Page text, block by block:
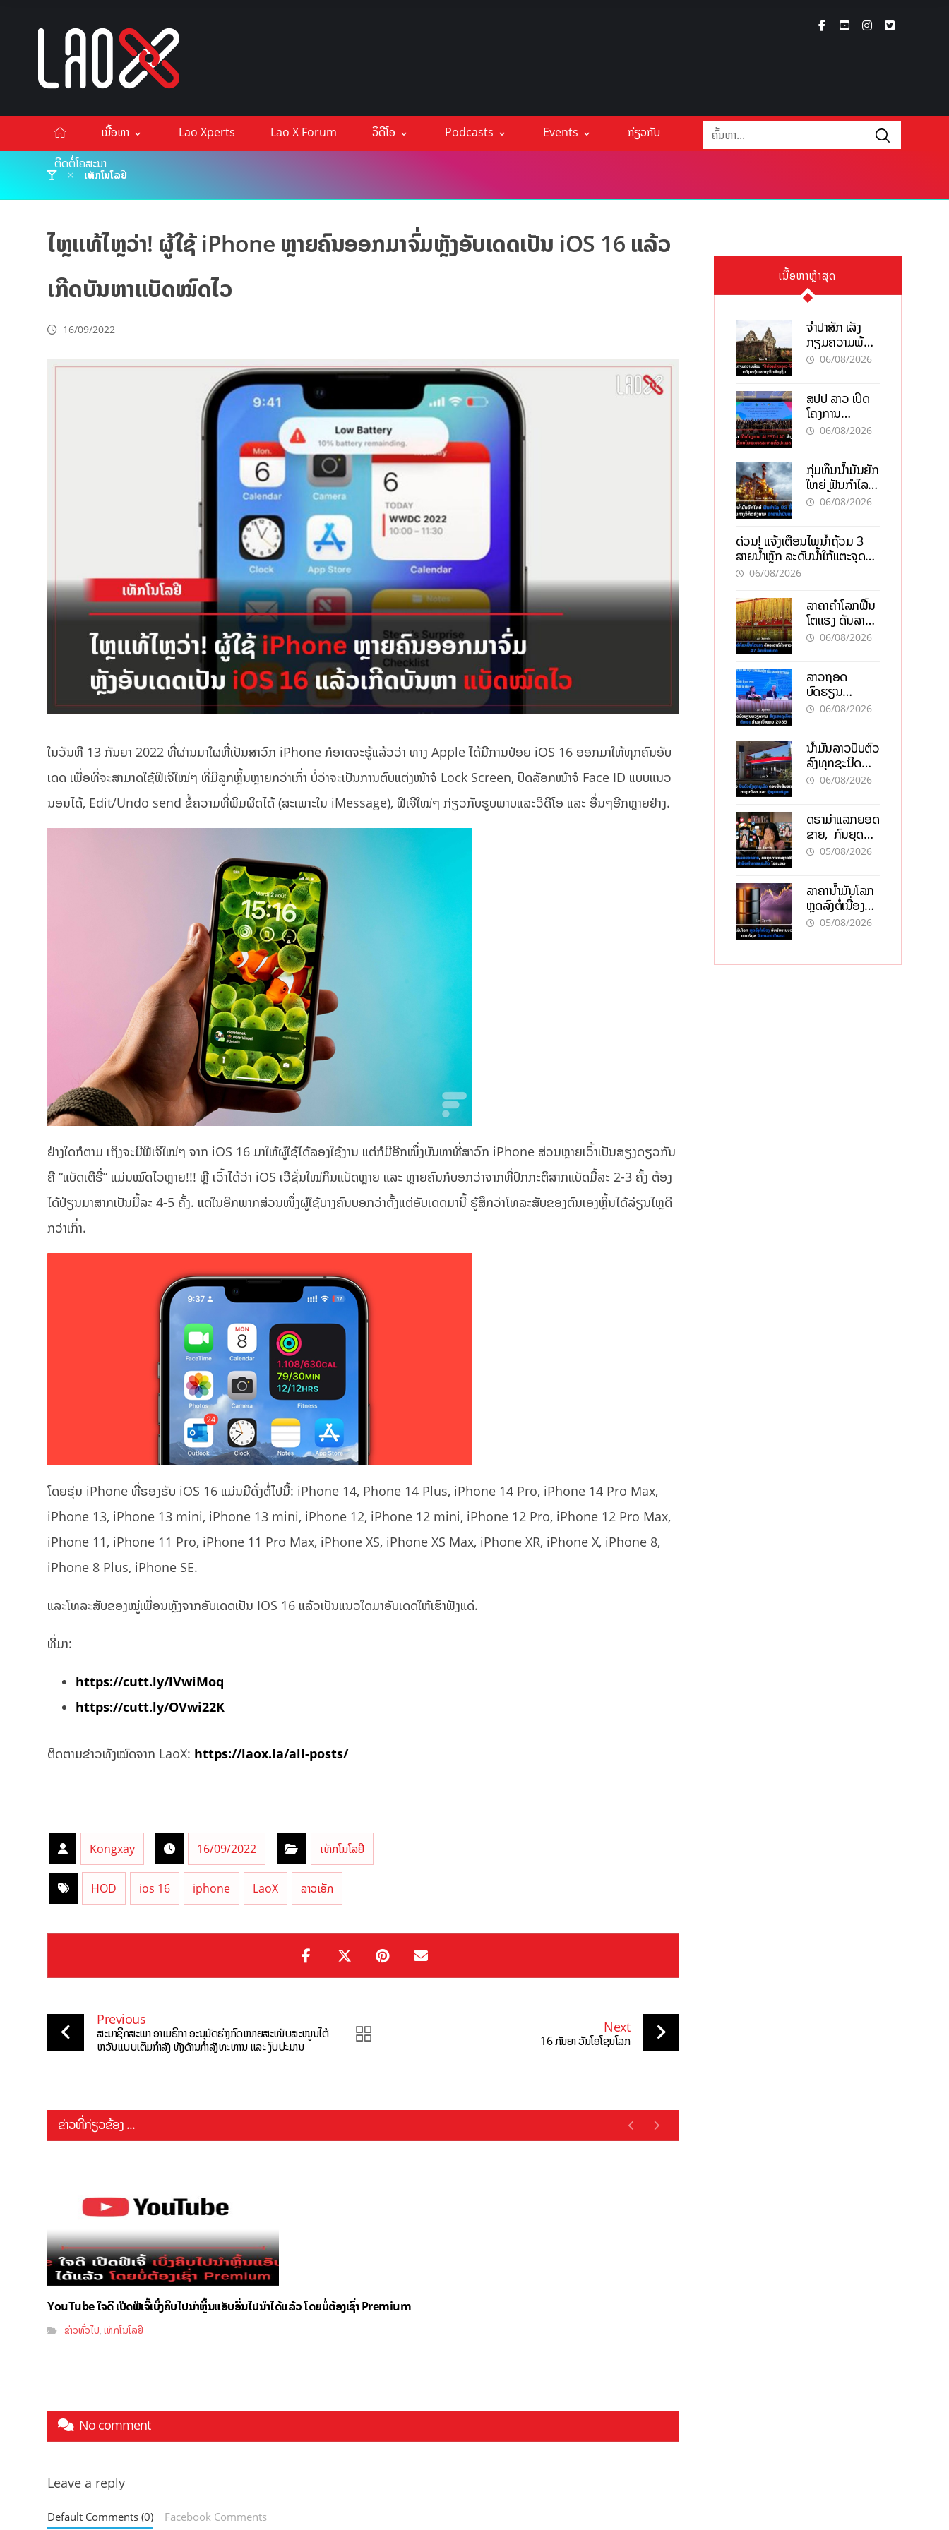
ເນື້ອຫາ Lao Xperts Lao X Forum ວິດີໂອ Podcasts Events
ກ່ຽວກັບ
ຕິດຕໍ່ໂຄສະນາ
ເທັກໂນໂລຢີ
ໄຫຼແທ້ໄຫຼວ່າ! ຜູ້ໃຊ້ iPhone ຫຼາຍຄົນອອກມາຈົ່ມຫຼັງອັບເດດເປັນ iOS 16 ແລ້ວ
ເກີດບັນຫາແບັດໝົດໄວ
16/09/2022
ໃນວັນທີ 13 ກັນຍາ 2022 ທີ່ຜ່ານມາໃຜທີ່ເປັນສາວົກ iPhone ກໍອາດຈະຮູ້ແລ້ວວ່າ ທາງ Apple ໄດ້ມີການປ່ອຍ iOS 16 ອອກມາໃຫ້ທຸກຄົນອັບ
ເດດ ເພື່ອທີ່ຈະສາມາດໃຊ້ຟີເຈີໃໝ່ໆ ທີ່ມີລູກຫຼິ້ນຫຼາຍກວ່າເກົ່າ ບໍ່ວ່າຈະເປັນການຕົບແຕ່ງໜ້າຈໍ Lock Screen, ປົດລັອກໜ້າຈໍ Face ID ແບບແນວ
ນອນໄດ້, Edit/Undo send ຂໍ້ຄວາມທີ່ພິມຜິດໄດ້ (ສະເພາະໃນ iMessage), ຟີເຈີໃໝ່ໆ ກ່ຽວກັບຮູບພາບແລະວິດີໂອ ແລະ ອື່ນໆອີກຫຼາຍຢ່າງ.
ຢ່າງໃດກໍຕາມ ເຖິງຈະມີຟີເຈີໃໝ່ໆ ຈາກ iOS 16 ມາໃຫ້ຜູ້ໃຊ້ໄດ້ລອງໃຊ້ງານ ແຕ່ກໍມີອີກໜຶ່ງບັນຫາທີ່ສາວົກ iPhone ສ່ວນຫຼາຍເວົ້າເປັນສຽງດຽວກັນ
ຄື “ແບັດເຕີຣີ່” ແມ່ນໝົດໄວຫຼາຍ!!! ຫຼື ເວົ້າໄດ້ວ່າ iOS ເວີຊັ່ນໃໝ່ກິນແບັດຫຼາຍ ແລະ ຫຼາຍຄົນກໍບອກວ່າຈາກທີ່ປົກກະຕິສາກແບັດມື້ລະ 2-3 ຄັ້ງ ຕ້ອງ
ໄດ້ປ່ຽນມາສາກເປັນມື້ລະ 4-5 ຄັ້ງ. ແຕ່ໃນອີກພາກສ່ວນໜຶ່ງຜູ້ໃຊ້ບາງຄົນບອກວ່າຕັ້ງແຕ່ອັບເດດມານີ້ ຮູ້ສຶກວ່າໂທລະສັບຂອງຕົນເອງຫຼິ້ນໄດ້ລ່ຽນໄຫຼດີ
ກວ່າເກົ່າ.
ໂດຍຮຸ່ນ iPhone ທີ່ຮອງຮັບ iOS 16 ແມ່ນມີດັ່ງຕໍ່ໄປນີ້: iPhone 14, Phone 14 Plus, iPhone 14 Pro, iPhone 14 Pro Max,
iPhone 13, iPhone 13 mini, iPhone 13 mini, iPhone 12, iPhone 12 mini, iPhone 12 Pro, iPhone 12 Pro Max,
iPhone 11, iPhone 11 Pro, iPhone 11 Pro Max, iPhone XS, iPhone XS Max, iPhone XR, iPhone X, iPhone 8,
iPhone 8 Plus, iPhone SE.
ແລະໂທລະສັບຂອງໝູ່ເພື່ອນຫຼັງຈາກອັບເດດເປັນ IOS 16 ແລ້ວເປັນແນວໃດມາອັບເດດໃຫ້ເຮົາຟັງແດ່.
ທີ່ມາ:
https://cutt.ly/lVwiMoq
https://cutt.ly/OVwi22K
ຕິດຕາມຂ່າວທັງໝົດຈາກ LaoX: https://laox.la/all-posts/
Kongxay 16/09/2022 ເທັກໂນໂລຢີ
HOD ios 16 iphone LaoX ລາວເອັກ
Previous
ສະມາຊິກສະພາ ອາເມຣິກາ ອະນຸມັດຮ່າງກົດໝາຍສະໜັບສະໜູນໄຕ້
ຫວັນແບບເຕັມກຳລັງ ທັງດ້ານກຳລັງທະຫານ ແລະ ງົບປະມານ
Next
16 ກັນຍາ ວັນໂອໂຊນໂລກ
ຂ່າວທີ່ກ່ຽວຂ້ອງ ...
YouTube ໃຈດີ ເປີດຟີເຈີ້ເບິ່ງຄິບໄປນຳຫຼິ້ນແອັບອື່ນໄປນຳໄດ້ແລ້ວ ໂດຍບໍ່ຕ້ອງເຊົ່າ Premium
ຂ່າວທົ່ວໄປ,ເທັກໂນໂລຢີ
No comment
Leave a reply
Default Comments (0) Facebook Comments
ເນື້ອຫາຫຼ້າສຸດ
ຈຳປາສັກ ເລັ່ງ
ກຽມຄວາມພ້ອມ
“ປີທ່ອງທ່ຽວ
ເສດຖະກິດ
ທ້ອງຖິ່ນ
06/08/2026
ສປປ ລາວ ເປີດ
ໂຄງການ
ALERT-LAO
ລະບາດທົ່ວ
ປະເທດ
06/08/2026
ກຸ່ມທຶນນ້ຳມັນຍັກ
ໃຫຍ່ ຟັນກຳໄລ
93 ຕື້ໂດລາ
ນໍ້າມັນແພງ
06/08/2026
ດ່ວນ! ແຈ້ງເຕືອນໄພນໍ້າຖ້ວມ 3
ສາຍນໍ້າຫຼັກ ລະດັບນໍ້າໃກ້ແຕະຈຸດ
ອັນຕະລາຍ
06/08/2026
ລາຄາຄຳໂລກຟື້ນ
ໂຕແຮງ ດັນລາຄາ
ຄຳໃນລາວທະລຸ
06/08/2026
ລາວຖອດ
ບົດຮຽນ
ຫວຽດນາມ ສ້າງ
ເປົ້າໝາຍ 2035
06/08/2026
ນໍ້າມັນລາວປັບຕົວ
ລົງທຸກຊະນິດ
ຕອບຮັບສັນຍານ
ແຄບຮໍມູສ
06/08/2026
ດຣາມ່າແລກຍອດ
ຂາຍ, ກົນຍຸດ
ການຕະຫຼາດສີ
ໄລຍະຍາວ
05/08/2026
ລາຄານ້ຳມັນໂລກ
ຫຼຸດລົງຕໍ່ເນື່ອງ
ຮັບສັນຍານບວກ
ລາວ
05/08/2026